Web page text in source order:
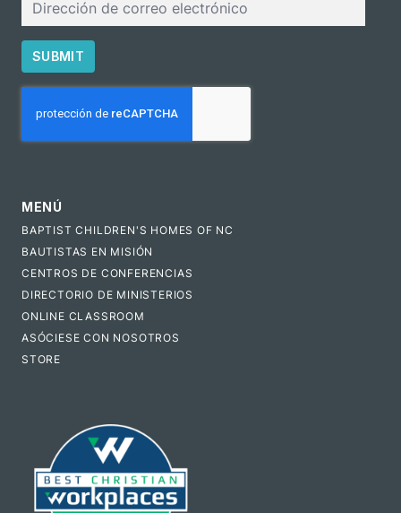
electrónico
SUBMIT
MENÚ
BAPTIST CHILDREN'S HOMES OF NC
BAUTISTAS EN MISIÓN
CENTROS DE CONFERENCIAS
DIRECTORIO DE MINISTERIOS
ONLINE CLASSROOM
ASÓCIESE CON NOSOTROS
STORE